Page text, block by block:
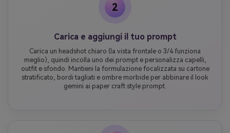
2
Carica e aggiungi il tuo prompt
Carica un headshot chiaro (la vista frontale o 3/4 funziona
meglio), quindi incolla uno dei prompt e personalizza capelli,
outfit e sfondo. Mantieni la formulazione focalizzata su cartone
stratificato, bordi tagliati e ombre morbide per abbinare il look
gemini ai paper craft style prompt.